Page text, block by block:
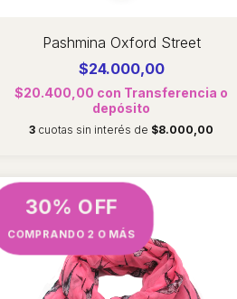
Pashmina Oxford Street
$24.000,00
$20.400,00 con Transferencia o
depósito
3 cuotas sin interés de $8.000,00
30% OFF
COMPRANDO 2 O MÁS